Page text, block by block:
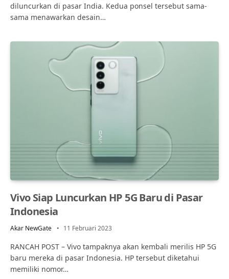
diluncurkan di pasar India. Kedua ponsel tersebut sama-
sama menawarkan desain…
Vivo Siap Luncurkan HP 5G Baru di Pasar
Indonesia
Akar NewGate 11 Februari 2023
RANCAH POST – Vivo tampaknya akan kembali merilis HP 5G
baru mereka di pasar Indonesia. HP tersebut diketahui
memiliki nomor…